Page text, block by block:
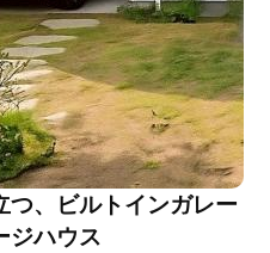
、ビルトインガレー
ジハウス